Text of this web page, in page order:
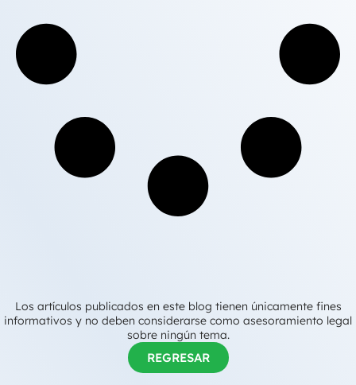
Los artículos publicados en este blog tienen únicamente fines
informativos y no deben considerarse como asesoramiento legal
sobre ningún tema.
REGRESAR